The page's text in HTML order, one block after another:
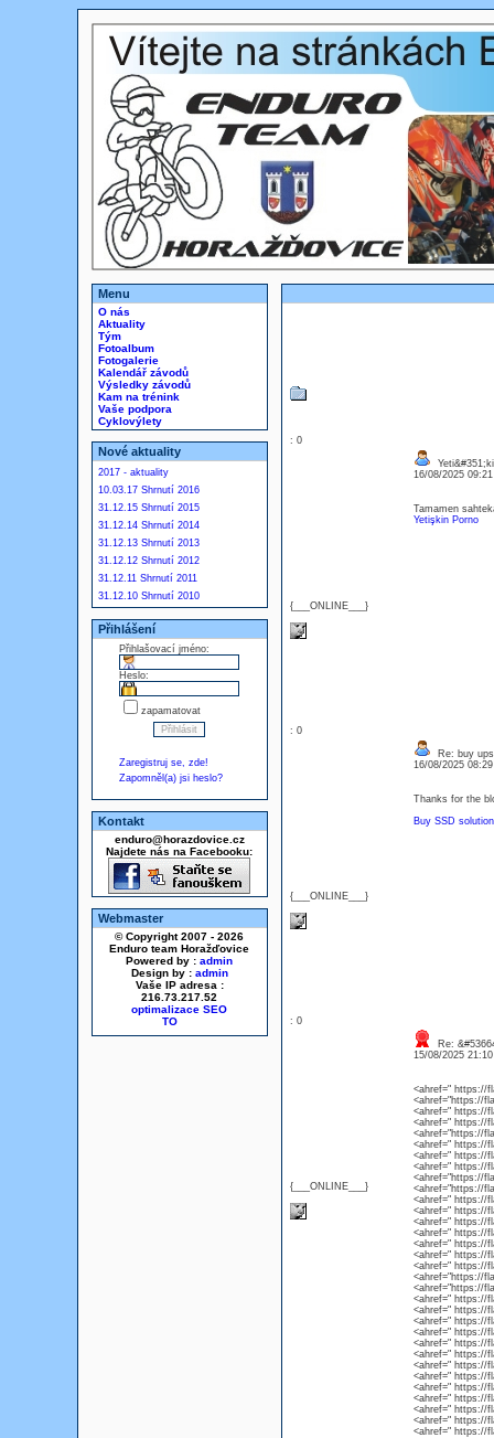
Menu
O nás
Aktuality
Tým
Fotoalbum
Fotogalerie
Kalendář závodů
Výsledky závodů
Kam na trénink
Vaše podpora
Cyklovýlety
Nové aktuality
2017 - aktuality
10.03.17 Shrnutí 2016
31.12.15 Shrnutí 2015
31.12.14 Shrnutí 2014
31.12.13 Shrnutí 2013
31.12.12 Shrnutí 2012
31.12.11 Shrnutí 2011
31.12.10 Shrnutí 2010
Přihlášení
Přihlašovací jméno:
Heslo:
zapamatovat
Zaregistruj se, zde!
Zapomněl(a) jsi heslo?
Kontakt
enduro@horazdovice.cz
Najdete nás na Facebooku:
Webmaster
© Copyright 2007 - 2026
Enduro team Horažďovice
Powered by : admin
Design by : admin
Vaše IP adresa :
216.73.217.52
optimalizace SEO
: 0
{___ONLINE___}
16/08/2025
Tamamen
Yetişkin Porno
: 0
{___ONLINE___}
Re: buy
16/08/2025
Thanks for the
Buy SSD
: 0
{___ONLINE___}
Re:
15/08/2025
<ahref=" https://
<ahref="https://
<ahref=" https://
<ahref=" https://
<ahref="https://
<ahref=" https://
<ahref=" https://
<ahref=" https://
<ahref="https://
<ahref="https://
<ahref=" https://
<ahref=" https://
<ahref=" https://
<ahref=" https://
<ahref=" https://
<ahref=" https://
<ahref=" https://
<ahref="https://
<ahref="https://
<ahref=" https://
<ahref=" https://
<ahref=" https://
<ahref=" https://
<ahref=" https://
<ahref=" https://
<ahref=" https://
<ahref=" https://
<ahref=" https://
<ahref=" https://
<ahref=" https://
<ahref=" https://
<ahref=" https://